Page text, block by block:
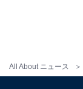
All About ニュース